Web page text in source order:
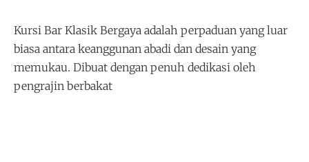
Kursi Bar Klasik Bergaya adalah perpaduan yang luar
biasa antara keanggunan abadi dan desain yang
memukau. Dibuat dengan penuh dedikasi oleh
pengrajin berbakat